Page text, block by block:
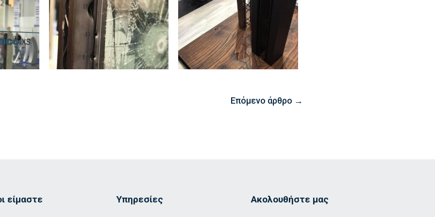
Επόμενο άρθρο →
είμαστε Υπηρεσίες Ακολουθήστε μας